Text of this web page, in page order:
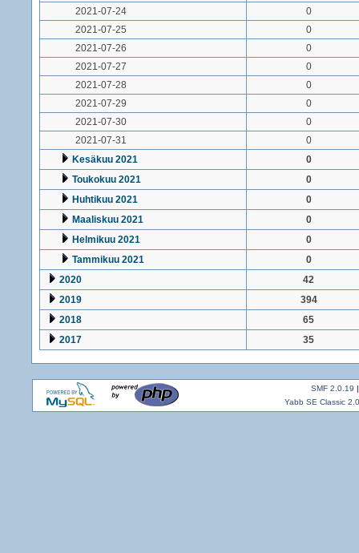
2021-07-24
0
2021-07-25
0
2021-07-26
0
2021-07-27
0
2021-07-28
0
2021-07-29
0
2021-07-30
0
2021-07-31
0
Kesäkuu 2021
0
Toukokuu 2021
0
Huhtikuu 2021
0
Maaliskuu 2021
0
Helmikuu 2021
0
Tammikuu 2021
0
2020
42
2019
394
2018
65
2017
35
SMF 2.0.19
Yabb SE Classic